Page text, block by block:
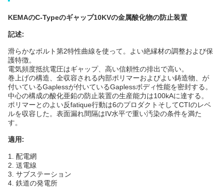
KEMAのC-Typeのギャップ10KVの金属酸化物の防止装置
記述:
滑らかなボルト第2特性曲線を使って。よい絶縁材の調整および保
護特徴。
電気頻度抵抗電圧はギャップ、高い信頼性の排出で高い。
巻上げの構造、全収容される内部ポリマーおよびよい鋳造物、が
付いているGaplessが付いているGaplessボディ性能を密封する。
中心の構成の酸化亜鉛の防止装置の生産能力は100kAに達する。
ポリマーとのよい反fatique行動は6のプロダクトそしてCTIのレベ
ルを収容した。表面漏れ間隔はIV水平で重い汚染の条件を満た
す。
適用:
1. 配電網
2. 送電線
3. サブステーション
4. 鉄道の発電所